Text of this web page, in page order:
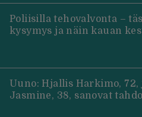
Poliisilla tehovalvonta –
kysymys ja näin kauan
Uuno: Hjallis Harkimo, 72,
Jasmine, 38, sanovat